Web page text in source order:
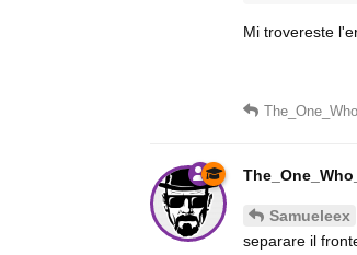
Mi trovereste
Samueleex
separare il